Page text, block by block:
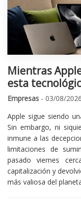
Mientras
esta
Empresas - 03/08/
Apple sigue siendo
Sin embargo, ni
inmune a las
limitaciones de
pasado viernes
capitalización y
más valiosa del